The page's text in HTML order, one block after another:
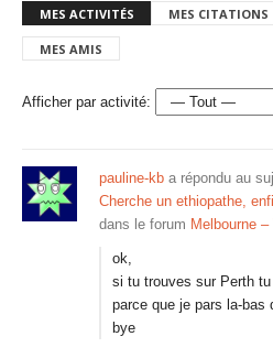
MES ACTIVITÉS MES CITATIONS
MES AMIS
Afficher par activité:
pauline-kb a répondu au
Cherche un ethiopathe,
dans le forum Melbourne
ok,
si tu trouves sur Perth tu
parce que je pars la-bas
bye